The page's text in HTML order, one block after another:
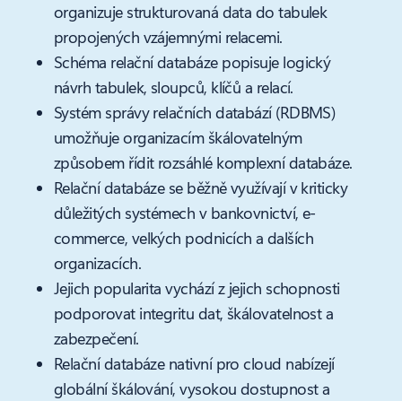
organizuje strukturovaná data do tabulek
propojených vzájemnými relacemi.
Schéma relační databáze popisuje logický
návrh tabulek, sloupců, klíčů a relací.
Systém správy relačních databází (RDBMS)
umožňuje organizacím škálovatelným
způsobem řídit rozsáhlé komplexní databáze.
Relační databáze se běžně využívají v kriticky
důležitých systémech v bankovnictví, e-
commerce, velkých podnicích a dalších
organizacích.
Jejich popularita vychází z jejich schopnosti
podporovat integritu dat, škálovatelnost a
zabezpečení.
Relační databáze nativní pro cloud nabízejí
globální škálování, vysokou dostupnost a